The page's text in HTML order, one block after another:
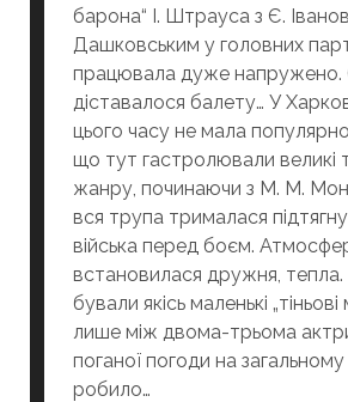
барона“ І. Штрауса з Є.
Дашковським у головних
працювала дуже
діставалося балету… У
цього часу не мала
що тут гастролювали великі
жанру, починаючи з М. М.
вся трупа трималася
війська перед боєм.
встановилася дружня,
бували якісь маленькі
лише між двома-трьома
поганої погоди на
робило…